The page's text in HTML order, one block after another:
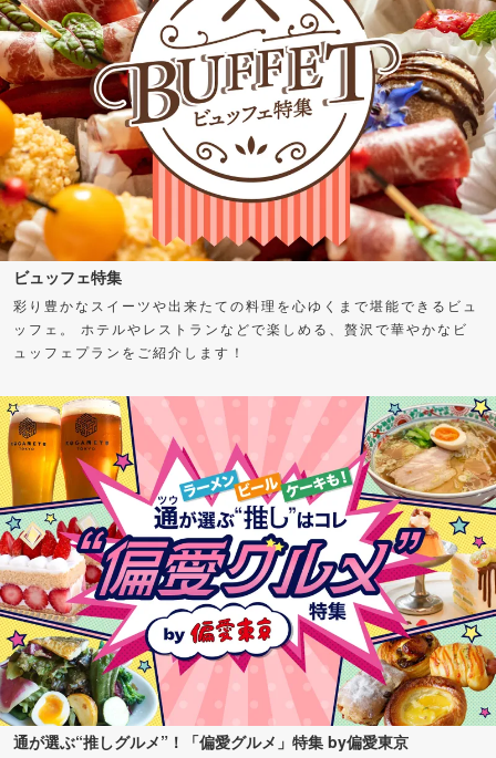
ビュッフェ特集
彩り豊かなスイーツや出来たての料理を心ゆくまで堪能できるビュ
ッフェ。 ホテルやレストランなどで楽しめる、贅沢で華やかなビ
ュッフェプランをご紹介します！
通が選ぶ“推しグルメ”！「偏愛グルメ」特集 by偏愛東京